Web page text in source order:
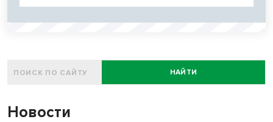
НАЙТИ
Новости